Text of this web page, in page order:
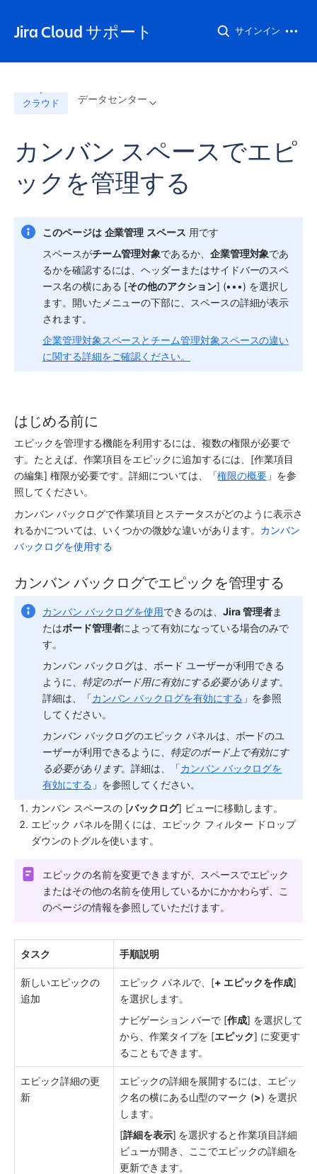
Jira Cloud サポート サインイン
クラウド データセンター
カンバン スペースでエピ
ックを管理する
このページは 企業管理 スペース 用です
スペースがチーム管理対象であるか、 企業管理対象であ
るかを確認するには、ヘッダーまたはサイドバーのスペ
ース名の横にある [その他のアクション] (•••) を選択し
ます。開いたメニューの下部に、
スペースの詳細が表示
されます。
企業管理対象スペースとチーム管理対象スペースの違い
に関する詳細をご確認ください。
はじめる前に
エピックを管理する機能を利用するには、複数の権限が必要で
す。たとえば、作業項目をエピックに追加するには、[作業項目
の編集] 権限が必要です。詳細については、「権限の概要 」を参
照してください。
カンバン バックログで作業項目とステータスがどのように表示さ
れるかについては、いくつかの微妙な違いがあります。 カンバン
バックログを使用する
カンバン バックログでエピックを管理する
カンバン バックログを使用できるのは、 Jira 管理者ま
たはボード管理者によって有効になっている場合のみで
す。
カンバン バックログは、ボード ユーザーが利用できる
ように、 特定のボード用に有効にする必要があります。
詳細は、「カンバン バックログを有効にする 」を参照
してください。
カンバン バックログのエピック パネルは、ボードのユ
ーザーが利用できるように、 特定のボード上で有効にす
る必要があります。詳細は、「カンバン バックログを
有効にする 」を参照してください。
カンバン スペースの [バックログ] ビューに移動します。
エピック パネルを開くには、エピック フィルター ドロップ
ダウンのトグルを使います。
エピックの名前を変更できますが、スペースでエピック
またはその他の名前を使用しているかにかかわらず、こ
のページの情報を参照していただけます。
タスク 手順説明
新しいエピックの
追加
エピック パネルで、[+ エピックを作成]
を選択します。
ナビゲーション バーで [作成] を選択して
から、作業タイプを [エピック] に変更す
ることもできます。
エピック詳細の更
新
エピックの詳細を展開するには、エピッ
ク名の横にある山型のマーク (>) を選択
します。
[詳細を表示] を選択すると作業項目詳細
ビューが開き、ここでエピックの詳細を
更新できます。